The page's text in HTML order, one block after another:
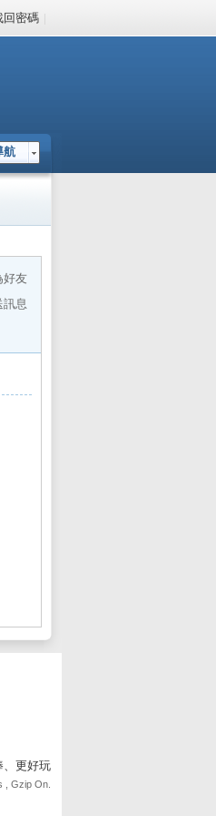
回密碼 |
航
好友
訊息
, Gzip On.